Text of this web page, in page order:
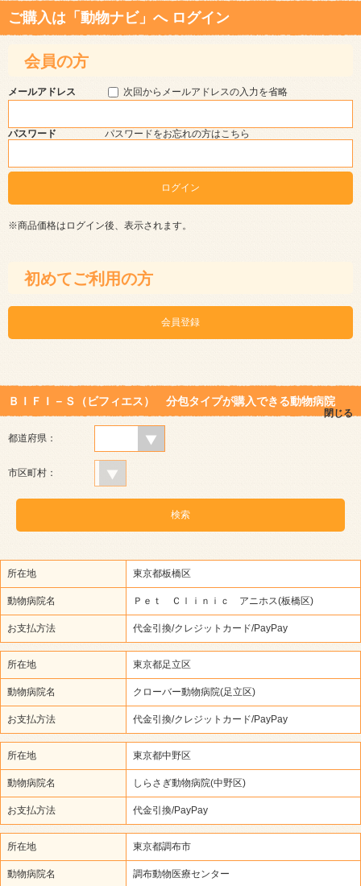
ご購入は「動物ナビ」へ ログイン
会員の方
メールアドレス 次回からメールアドレスの入力を省略
パスワード パスワードをお忘れの方はこちら
※商品価格はログイン後、表示されます。
初めてご利用の方
ＢＩＦＩ－Ｓ（ビフィエス） 分包タイプが購入できる動物病院
閉じる
都道府県：
市区町村：
所在地 東京都板橋区
動物病院名 Ｐｅｔ Ｃｌｉｎｉｃ アニホス(板橋区)
お支払方法 代金引換/クレジットカード/PayPay
所在地 東京都足立区
動物病院名 クローバー動物病院(足立区)
お支払方法 代金引換/クレジットカード/PayPay
所在地 東京都中野区
動物病院名 しらさぎ動物病院(中野区)
お支払方法 代金引換/PayPay
所在地 東京都調布市
動物病院名 調布動物医療センター